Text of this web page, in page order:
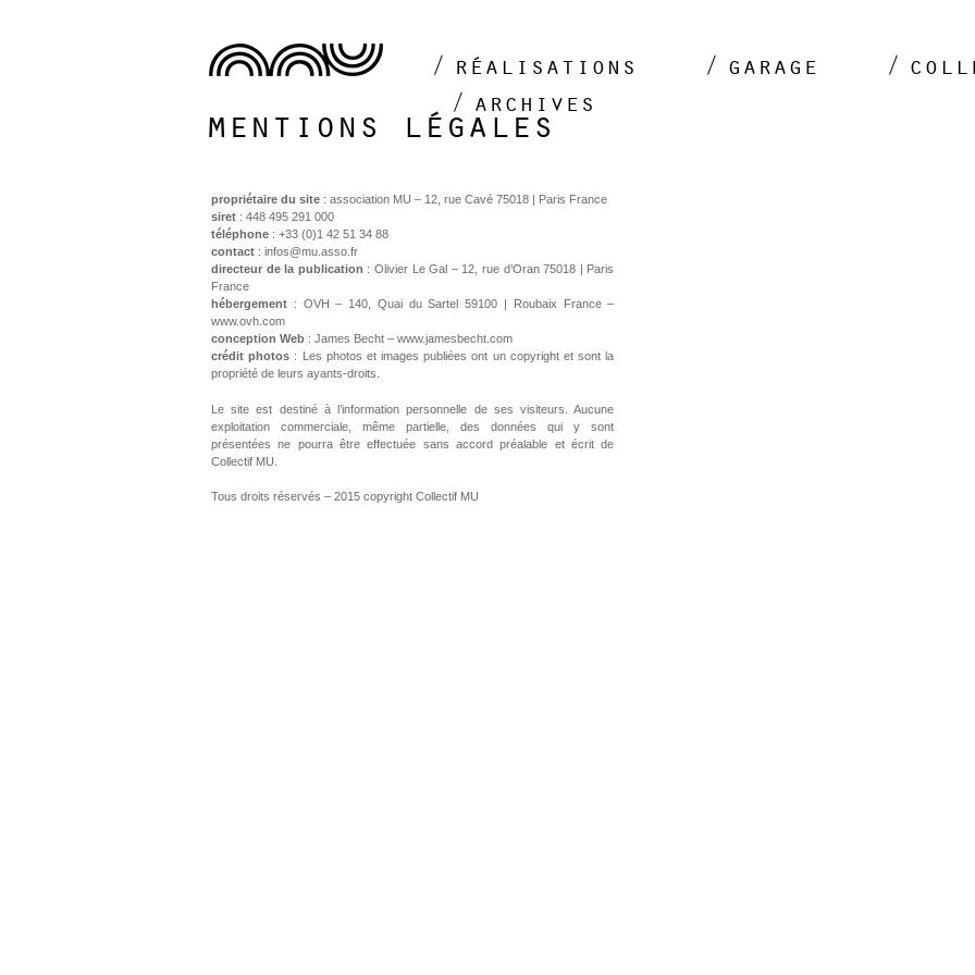
réalisations garage
archives
mentions légales
propriétaire du site : association MU – 12, rue Cavé 75018 | Paris France
siret : 448 495 291 000
téléphone : +33 (0)1 42 51 34 88
contact : infos@mu.asso.fr
directeur de la publication : Olivier Le Gal – 12, rue d’Oran 75018 | Paris
France
hébergement : OVH – 140, Quai du Sartel 59100 | Roubaix France –
www.ovh.com
conception Web : James Becht – www.jamesbecht.com
crédit photos : Les photos et images publiées ont un copyright et sont la
propriété de leurs ayants-droits.
Le site est destiné à l’information personnelle de ses visiteurs. Aucune
exploitation commerciale, même partielle, des données qui y sont
présentées ne pourra être effectuée sans accord préalable et écrit de
Collectif MU.
Tous droits réservés – 2015 copyright Collectif MU